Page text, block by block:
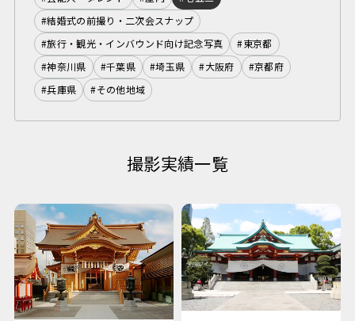
#結婚式の前撮り・二次会スナップ
#旅行・観光・インバウンド向け記念写真
#東京都
#神奈川県
#千葉県 #埼玉県 #大阪府
#京都府
#兵庫県
#その他地域
撮影実績一覧